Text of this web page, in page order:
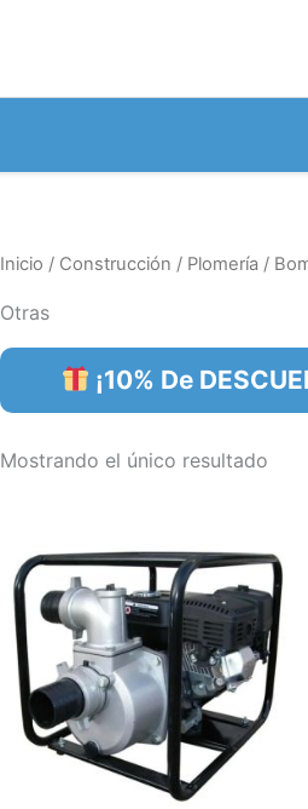
Inicio / Construcción / Plomería /
Otras
¡10% De
Mostrando el único resultado